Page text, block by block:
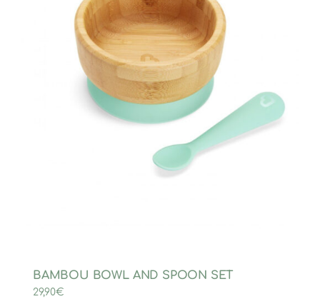
BAMBOU BOWL AND SPOON SET
29,90€